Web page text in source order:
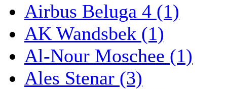
Airbus Beluga 4 (1)
AK Wandsbek (1)
Al-Nour Moschee (1)
Ales Stenar (3)